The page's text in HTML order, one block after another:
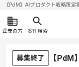
【PdM】AIプロダクト戦略策
企業の方 案件検索
募集終了 【